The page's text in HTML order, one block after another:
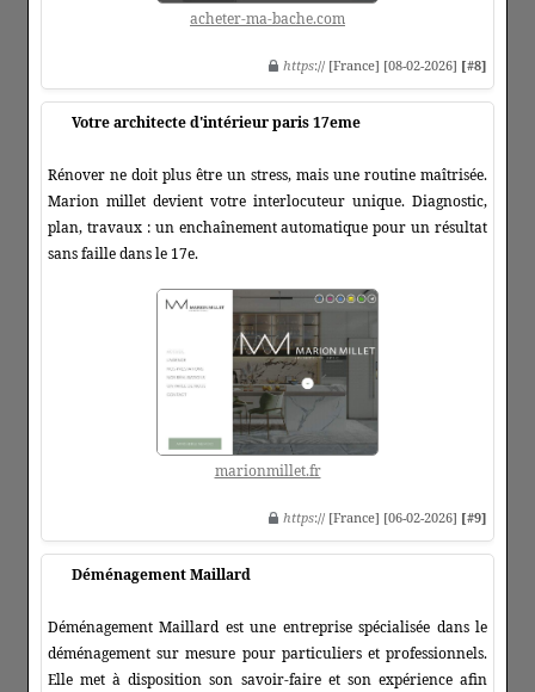
acheter-ma-bache.com
https:// [France] [08-02-2026] [#8]
Votre architecte d'intérieur paris 17eme
Rénover ne doit plus être un stress, mais une routine maîtrisée.
Marion millet devient votre interlocuteur unique. Diagnostic,
plan, travaux : un enchaînement automatique pour un résultat
sans faille dans le 17e.
marionmillet.fr
https:// [France] [06-02-2026] [#9]
Déménagement Maillard
Déménagement Maillard est une entreprise spécialisée dans le
déménagement sur mesure pour particuliers et professionnels.
Elle met à disposition son savoir-faire et son expérience afin